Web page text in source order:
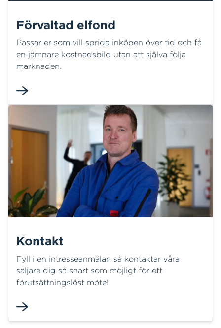
Förvaltad elfond
Passar er som vill sprida inköpen över tid och få
en jämnare kostnadsbild utan att själva följa
marknaden.
Kontakt
Fyll i en intresseanmälan så kontaktar våra
säljare dig så snart som möjligt för ett
förutsättningslöst möte!